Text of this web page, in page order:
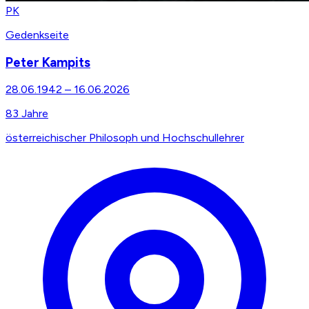
PK
Gedenkseite
Peter Kampits
28.06.1942 – 16.06.2026
83 Jahre
österreichischer Philosoph und Hochschullehrer